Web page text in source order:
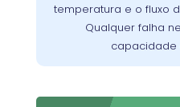
temperatura e o fluxo
Qualquer falha
capacidade
, garantindo que
funcione